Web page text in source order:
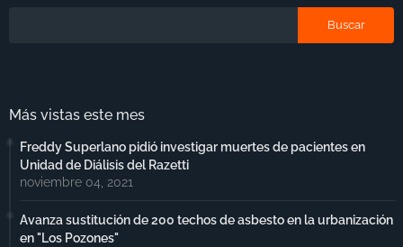
Más vistas este mes
Freddy Superlano pidió investigar muertes de pacientes en
Unidad de Diálisis del Razetti
noviembre 04, 2021
Avanza sustitución de 200 techos de asbesto en la urbanización
en "Los Pozones"